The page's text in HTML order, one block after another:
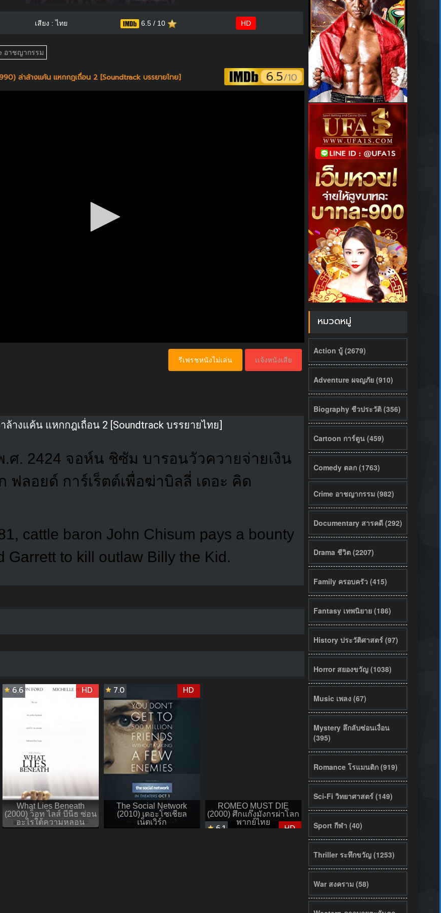
เสียง : ไทย 6.5 / 10 HD
อาชญากรรม
ล่าล้างแค้น แหกกฎเถื่อน 2 [Soundtrack บรรยายไทย] 6.5/10
เเจ้งหนังเสีย
รีเฟรชหนังไม่เล่น
าล้างแค้น แหกกฎเถื่อน 2 [Soundtrack บรรยายไทย]
ศ. 2424 จอห์น ชิซัม บารอนวัวควายจ่ายเงิน
ฟลอยด์ การ์เร็ตต์เพื่อฆ่าบิลลี่ เดอะ คิด
cattle baron John Chisum pays a bounty
Garrett to kill outlaw Billy the Kid.
What Lies Beneath
(2000) ว็อท ไลส์ บีนีธ ซ่อน
อะไรใต้ความหลอน
6.6 HD
The Social Network
(2010) เดอะโซเชียล
เน็ตเวิร์ก
7.0 HD
ROMEO MUST DIE
(2000) ศึกแก๊งมังกรผ่าโลก
พากย์ไทย
6.1 HD
หมวดหมู่
Action บู้ (2679)
Adventure ผจญภัย (910)
Biography ชีวประวัติ (356)
Cartoon การ์ตูน (459)
Comedy ตลก (1763)
Crime อาชญากรรม (982)
Documentary สารคดี (292)
Drama ชีวิต (2207)
Family ครอบครัว (415)
Fantasy เทพนิยาย (186)
History ประวัติศาสตร์ (97)
Horror สยองขวัญ (1038)
Music เพลง (67)
Mystery ลึกลับซ่อนเงื่อน
(395)
Romance โรแมนติก (919)
Sci-Fi วิทยาศาสตร์ (149)
Sport กีฬา (40)
Thriller ระทึกขวัญ (1253)
War สงคราม (58)